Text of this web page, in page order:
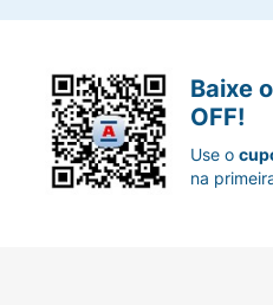
Baixe
OFF!
Use o
na